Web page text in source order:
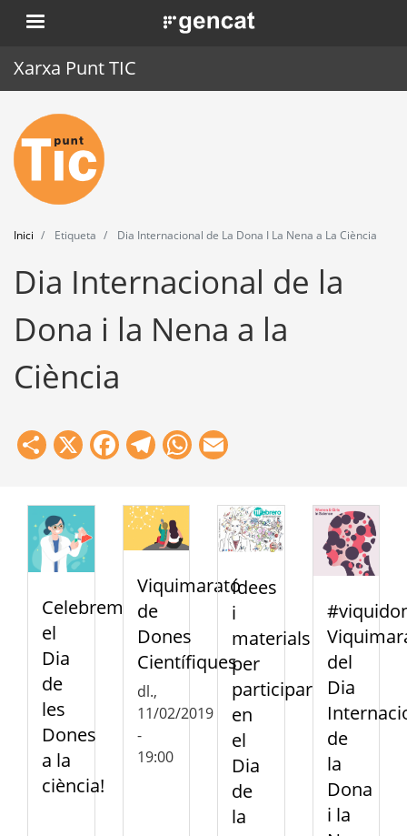
Vés
al
. Obre en una nova finestra.
Xarxa Punt TIC
Inici
Punt TIC
Actualitat
Agenda
Formació
Eines
Inici Etiqueta Dia Internacional de La Dona I La Nena a La Ciència
Dia Internacional de la
Dona i la Nena a la
Ciència
Share
X Facebook
Telegram
WhatsApp
Celebrem
el
Dia
de
les
Dones
a la
ciència!
Viquimarató
de
Dones
Científiques
dl.,
11/02/2019
-
19:00
Idees
i
materials
per
participar
en
el
Dia
de
la
del
Dia
de
la
Dona
i la